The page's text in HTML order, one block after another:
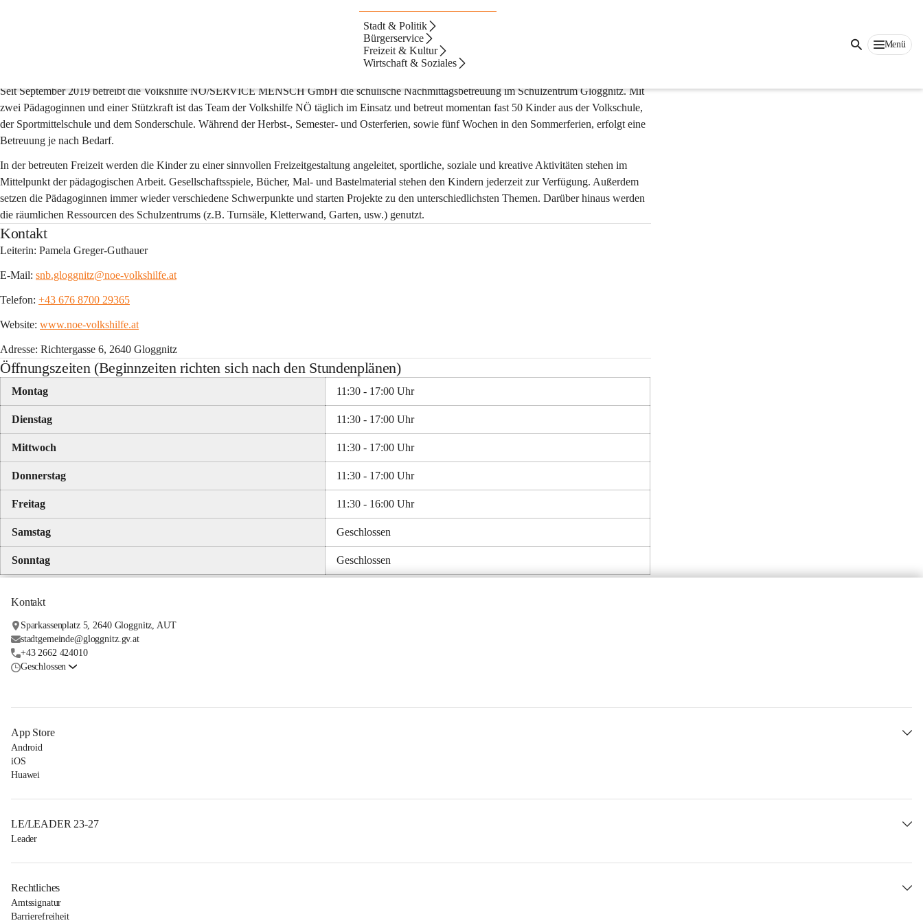
Stadt & Politik
Bürgerservice
Freizeit & Kultur
Wirtschaft & Soziales
Menü
Schulische Nachmittagsbetreuung
Seit September 2019 betreibt die Volkshilfe NÖ/SERVICE MENSCH GmbH die schulische Nachmittagsbetreuung im Schulzentrum Gloggnitz. Mit
zwei Pädagoginnen und einer Stützkraft ist das Team der Volkshilfe NÖ täglich im Einsatz und betreut momentan fast 50 Kinder aus der Volkschule,
der Sportmittelschule und dem Sonderschule. Während der Herbst-, Semester- und Osterferien, sowie fünf Wochen in den Sommerferien, erfolgt eine
Betreuung je nach Bedarf.
In der betreuten Freizeit werden die Kinder zu einer sinnvollen Freizeitgestaltung angeleitet, sportliche, soziale und kreative Aktivitäten stehen im
Mittelpunkt der pädagogischen Arbeit. Gesellschaftsspiele, Bücher, Mal- und Bastelmaterial stehen den Kindern jederzeit zur Verfügung. Außerdem
setzen die Pädagoginnen immer wieder verschiedene Schwerpunkte und starten Projekte zu den unterschiedlichsten Themen. Darüber hinaus werden
die räumlichen Ressourcen des Schulzentrums (z.B. Turnsäle, Kletterwand, Garten, usw.) genutzt.
Kontakt
Leiterin: Pamela Greger-Guthauer
E-Mail: snb.gloggnitz@noe-volkshilfe.at
Telefon: +43 676 8700 29365
Website: www.noe-volkshilfe.at
Adresse: Richtergasse 6, 2640 Gloggnitz
Öffnungszeiten (Beginnzeiten richten sich nach den Stundenplänen)
Montag 11:30 - 17:00 Uhr
Dienstag 11:30 - 17:00 Uhr
Mittwoch 11:30 - 17:00 Uhr
Donnerstag 11:30 - 17:00 Uhr
Freitag 11:30 - 16:00 Uhr
Samstag Geschlossen
Sonntag Geschlossen
Kontakt
Sparkassenplatz 5, 2640 Gloggnitz, AUT
stadtgemeinde@gloggnitz.gv.at
+43 2662 424010
Geschlossen
App Store
Android
iOS
Huawei
LE/LEADER 23-27
Leader
Rechtliches
Amtssignatur
Barrierefreiheit